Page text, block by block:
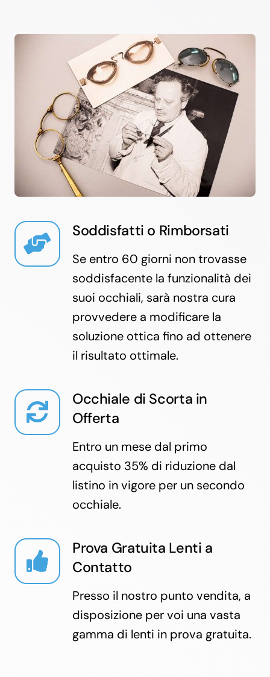
Soddisfatti o Rimborsati
Se entro 60 giorni non trovasse
soddisfacente la funzionalità dei
suoi occhiali, sarà nostra cura
provvedere a modificare la
soluzione ottica fino ad ottenere
il risultato ottimale.
Occhiale di Scorta in
Offerta
Entro un mese dal primo
acquisto 35% di riduzione dal
listino in vigore per un secondo
occhiale.
Prova Gratuita Lenti a
Contatto
Presso il nostro punto vendita, a
disposizione per voi una vasta
gamma di lenti in prova gratuita.